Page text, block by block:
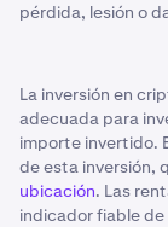
pérdida, lesión o
La inversión en
adecuada para
importe invertido.
de esta inversión,
ubicación. Las
indicador fiable